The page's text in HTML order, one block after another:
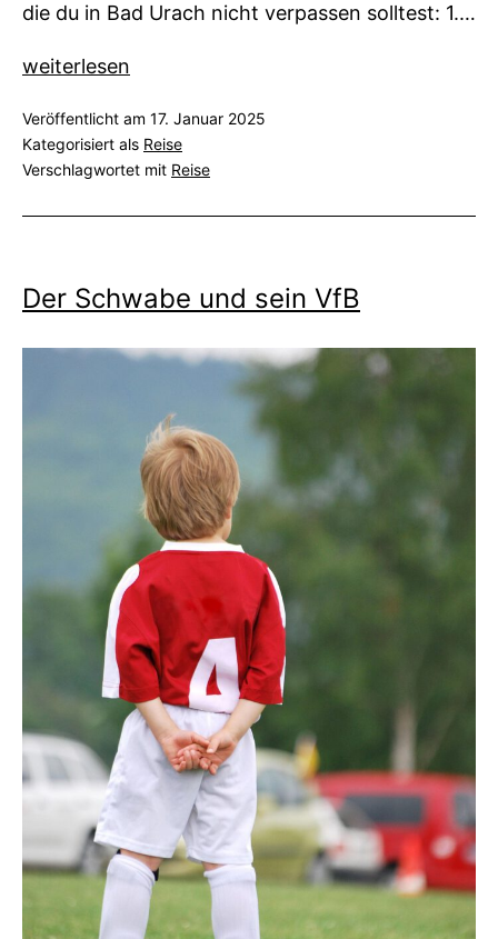
die du in Bad Urach nicht verpassen solltest: 1.…
Bad
weiterlesen
Veröffentlicht am 17. Januar 2025
Kategorisiert als Reise
Verschlagwortet mit Reise
Der Schwabe und sein VfB